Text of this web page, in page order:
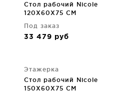
Стол рабочий Nicole
120X60X75 CM
Под заказ
33 479 руб
Этажерка
Стол рабочий Nicole
150X60X75 CM